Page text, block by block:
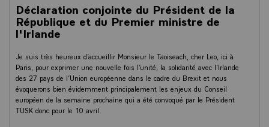
Déclaration conjointe du Président de la
République et du Premier ministre de
l'Irlande
Je suis très heureux d’accueillir Monsieur le Taoiseach, cher Leo, ici à
Paris, pour exprimer une nouvelle fois l’unité, la solidarité avec l’Irlande
des 27 pays de l’Union européenne dans le cadre du Brexit et nous
évoquerons bien évidemment principalement les enjeux du Conseil
européen de la semaine prochaine qui a été convoqué par le Président
TUSK donc pour le 10 avril.